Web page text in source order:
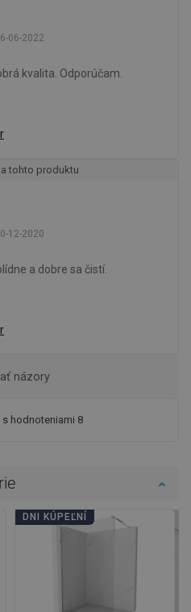
06-2022
kvalita. Odporúčam.
tohto produktu
12-2020
a dobre sa čistí.
hodnoteniami 8
názory
DNI KÚPEĽNÍ